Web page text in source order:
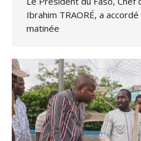
Ibrahim TRAORÉ, a
matinée